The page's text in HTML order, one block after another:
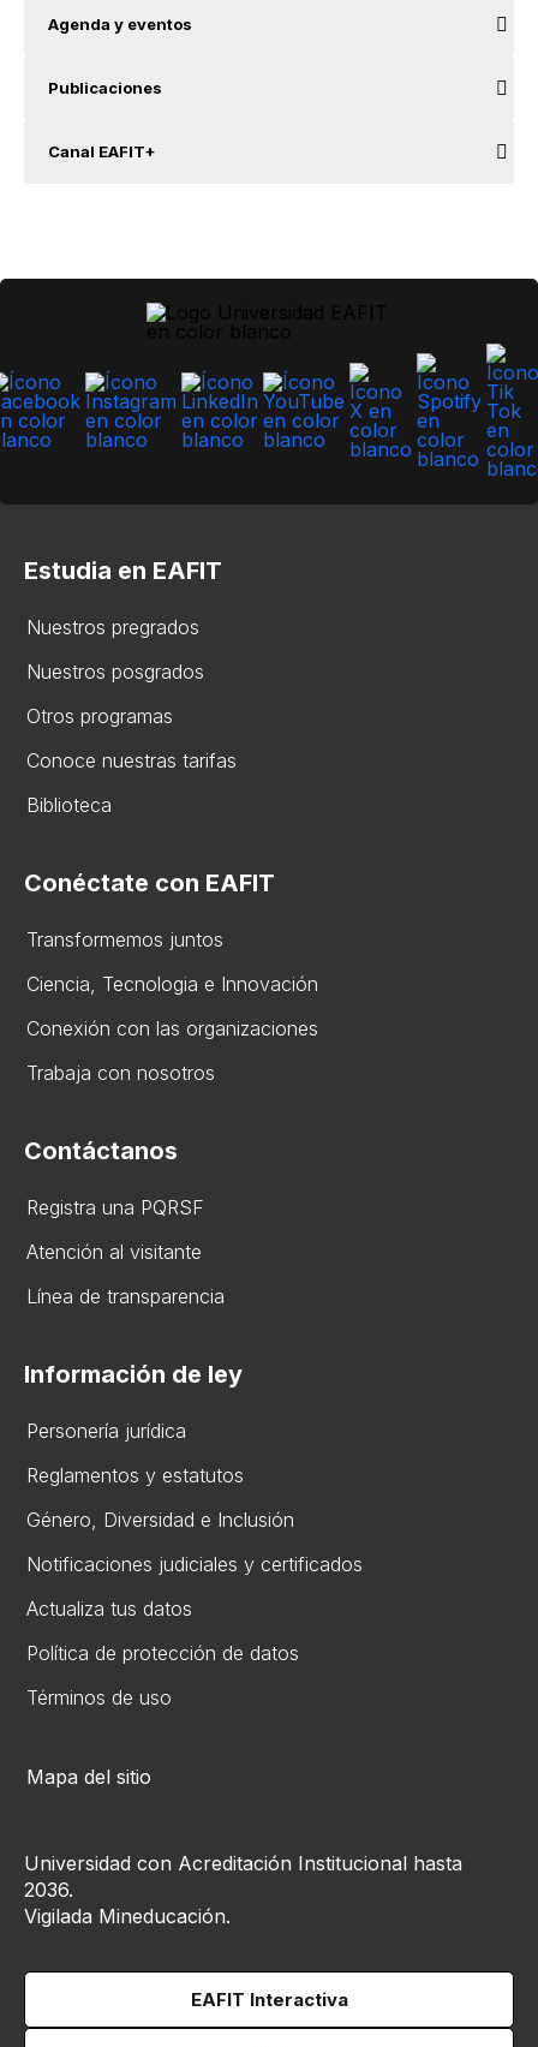
Agenda y eventos
Publicaciones
Canal EAFIT+
Estudia en EAFIT
Nuestros pregrados
Nuestros posgrados
Otros programas
Conoce nuestras tarifas
Biblioteca
Conéctate con EAFIT
Transformemos juntos
Ciencia, Tecnologia e Innovación
Conexión con las organizaciones
Trabaja con nosotros
Contáctanos
Registra una PQRSF
Atención al visitante
Línea de transparencia
Información de ley
Personería jurídica
Reglamentos y estatutos
Gén​ero, Diversidad ​e Inclusión
Notificaciones judiciales y certificados
Actualiza tus datos
Política de protección de datos
Términos de uso
Mapa del sitio
Universidad con Acreditación Institucional hasta
2036.
Vigilada Mineducación.
EAFIT Interactiva